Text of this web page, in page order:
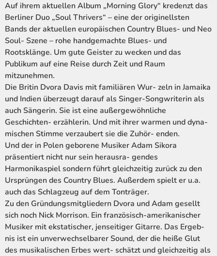
Auf ihrem aktuellen Album „Morning Glory“ kredenzt das
Berliner Duo „Soul Thrivers“ – eine der originellsten
Bands der aktuellen europäischen Country Blues- und Neo
Soul- Szene – rohe handgemachte Blues- und
Rootsklänge. Um gute Geister zu wecken und das
Publikum auf eine Reise durch Zeit und Raum
mitzunehmen.
Die Britin Dvora Davis mit familiären Wur- zeln in Jamaika
und Indien überzeugt darauf als Singer-Songwriterin als
auch Sängerin. Sie ist eine außergewöhnliche
Geschichten- erzählerin. Und mit ihrer warmen und dyna-
mischen Stimme verzaubert sie die Zuhör- enden.
Und der in Polen geborene Musiker Adam Sikora
präsentiert nicht nur sein herausra- gendes
Harmonikaspiel sondern führt gleichzeitig zurück zu den
Ursprüngen des Country Blues. Außerdem spielt er u.a.
auch das Schlagzeug auf dem Tonträger.
Zu den Gründungsmitgliedern Dvora und Adam gesellt
sich noch Nick Morrison. Ein französisch-amerikanischer
Musiker mit ekstatischer, jenseitiger Gitarre. Das Ergeb-
nis ist ein unverwechselbarer Sound, der die heiße Glut
des musikalischen Erbes wert- schätzt und gleichzeitig als